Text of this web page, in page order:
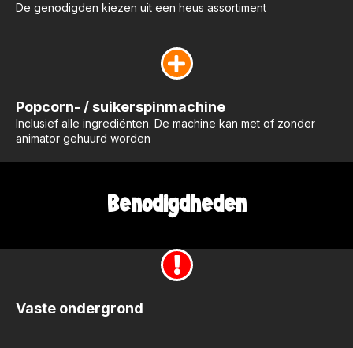
De genodigden kiezen uit een heus assortiment
Popcorn- / suikerspinmachine
Inclusief alle ingrediënten. De machine kan met of zonder
animator gehuurd worden
Benodigdheden
Vaste ondergrond